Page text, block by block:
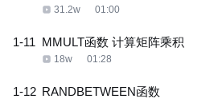
31.2w 01:00
1-11 MMULT函数 计算矩阵乘积
18w 01:28
1-12 RANDBETWEEN函数